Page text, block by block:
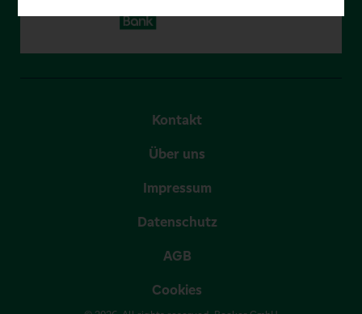
Kontakt
Über uns
Impressum
Datenschutz
AGB
Cookies